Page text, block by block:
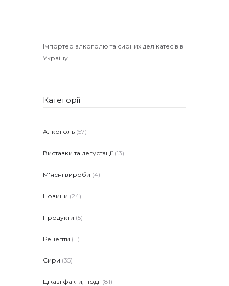
Імпортер алкоголю та сирних делікатесів в
Україну.
Категорії
Алкоголь (57)
Виставки та дегустації (13)
М'ясні вироби (4)
Новини (24)
Продукти (5)
Рецепти (11)
Сири (35)
Цікаві факти, події (81)